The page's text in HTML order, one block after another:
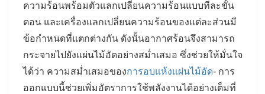
ความร้อนพร้อมตัวแลกเปลี่ยนความร้อนแบบทีละขั้น
ตอน และเครื่องแลกเปลี่ยนความร้อนของแต่ละส่วนมี
ข้อกำหนดที่แตกต่างกัน ดังนั้นอากาศร้อนจึงสามารถ
กระจายไปยังแผ่นไม้อัดอย่างสม่ำเสมอ ซึ่งช่วยให้มั่นใจ
ได้ว่า ความสม่ำเสมอของการอบแห้งแผ่นไม้อัด- การ
ออกแบบนี้ช่วยเพิ่มอัตราการใช้พลังงานได้อย่างเต็มที่